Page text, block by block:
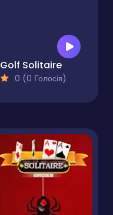
Golf Solitaire
0 (0 Голосів)